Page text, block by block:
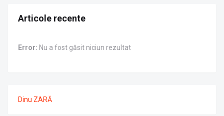
Articole recente
Error: Nu a fost găsit niciun rezultat
Dinu ZARĂ